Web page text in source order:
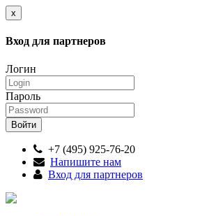
x
Вход для партнеров
Логин
Пароль
+7 (495) 925-76-20
Напишите нам
Вход для партнеров